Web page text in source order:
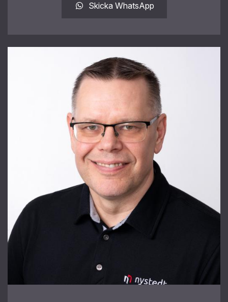
Skicka WhatsApp